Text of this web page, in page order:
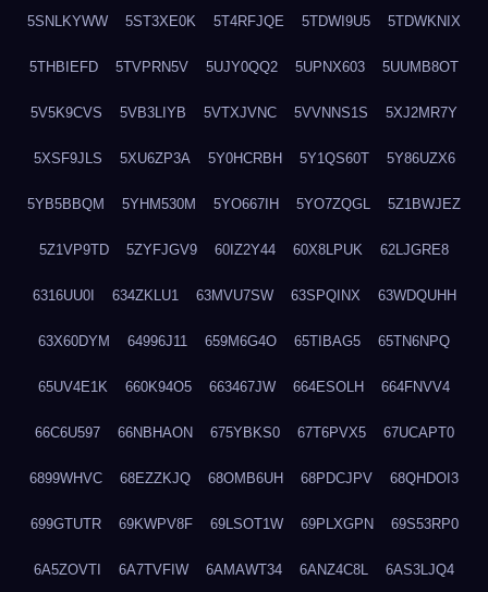
5SNLKYWW 5ST3XE0K 5T4RFJQE 5TDWI9U5 5TDWKNIX
5THBIEFD 5TVPRN5V 5UJY0QQ2 5UPNX603 5UUMB8OT
5V5K9CVS 5VB3LIYB 5VTXJVNC 5VVNNS1S 5XJ2MR7Y
5XSF9JLS 5XU6ZP3A 5Y0HCRBH 5Y1QS60T 5Y86UZX6
5YB5BBQM 5YHM530M 5YO667IH 5YO7ZQGL 5Z1BWJEZ
5Z1VP9TD 5ZYFJGV9 60IZ2Y44 60X8LPUK 62LJGRE8
6316UU0I 634ZKLU1 63MVU7SW 63SPQINX 63WDQUHH
63X60DYM 64996J11 659M6G4O 65TIBAG5 65TN6NPQ
65UV4E1K 660K94O5 663467JW 664ESOLH 664FNVV4
66C6U597 66NBHAON 675YBKS0 67T6PVX5 67UCAPT0
6899WHVC 68EZZKJQ 68OMB6UH 68PDCJPV 68QHDOI3
699GTUTR 69KWPV8F 69LSOT1W 69PLXGPN 69S53RP0
6A5ZOVTI 6A7TVFIW 6AMAWT34 6ANZ4C8L 6AS3LJQ4